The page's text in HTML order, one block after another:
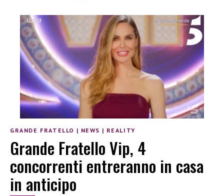
GRANDE FRATELLO | NEWS | REALITY
Grande Fratello Vip, 4
concorrenti entreranno in casa
in anticipo